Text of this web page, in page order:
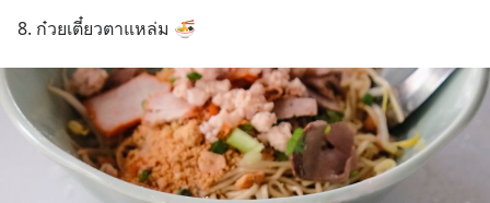
8. ก๋วยเตี๋ยวตาแหล่ม 🍜